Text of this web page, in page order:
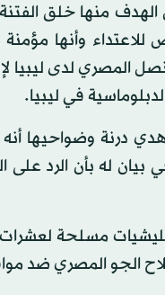
الهدف منها خلق
للاعتداء وأنها
المصري لدى ليبيا
في ليبيا.
وضواحيها أنه
له بأن الرد على
مسلحة
الجو المصري ضد